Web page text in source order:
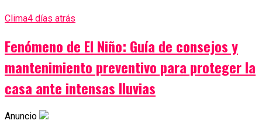
Clima4 días atrás
Fenómeno de El Niño: Guía de consejos y
mantenimiento preventivo para proteger la
casa ante intensas lluvias
Anuncio